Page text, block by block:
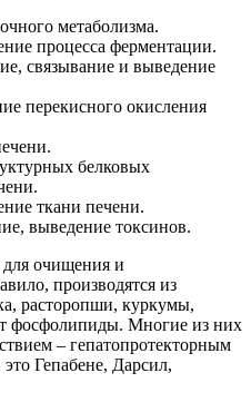
метаболизма.
процесса ферментации.
связывание и выведение
перекисного окисления
белковых
ткани печени.
выведение токсинов.
для очищения и
производятся из
расторопши, куркумы,
фосфолипиды. Многие из них
– гепатопротекторным
Гепабене, Дарсил,